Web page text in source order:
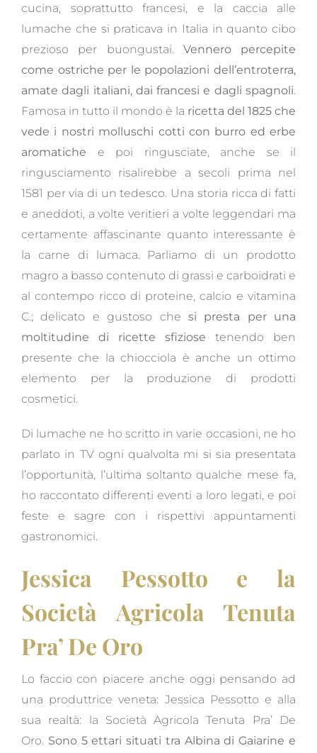
cucina, soprattutto francesi, e la caccia alle
lumache che si praticava in Italia in quanto cibo
prezioso per buongustai. Vennero percepite
come ostriche per le popolazioni dell’entroterra,
amate dagli italiani, dai francesi e dagli spagnoli.
Famosa in tutto il mondo è la ricetta del 1825 che
vede i nostri molluschi cotti con burro ed erbe
aromatiche e poi ringusciate, anche se il
ringusciamento risalirebbe a secoli prima nel
1581 per via di un tedesco. Una storia ricca di fatti
e aneddoti, a volte veritieri a volte leggendari ma
certamente affascinante quanto interessante è
la carne di lumaca. Parliamo di un prodotto
magro a basso contenuto di grassi e carboidrati e
al contempo ricco di proteine, calcio e vitamina
C.; delicato e gustoso che si presta per una
moltitudine di ricette sfiziose tenendo ben
presente che la chiocciola è anche un ottimo
elemento per la produzione di prodotti
cosmetici.
Di lumache ne ho scritto in varie occasioni, ne ho
parlato in TV ogni qualvolta mi si sia presentata
l’opportunità, l’ultima soltanto qualche mese fa,
ho raccontato differenti eventi a loro legati, e poi
feste e sagre con i rispettivi appuntamenti
gastronomici.
Jessica Pessotto e la
Società Agricola Tenuta
Pra’ De Oro
Lo faccio con piacere anche oggi pensando ad
una produttrice veneta: Jessica Pessotto e alla
sua realtà: la Società Agricola Tenuta Pra’ De
Oro. Sono 5 ettari situati tra Albina di Gaiarine e